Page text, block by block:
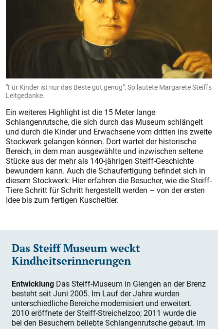
"Für Kinder ist nur das Beste gut genug": So lautete Margarete Steiffs
Leitgedanke.
Ein weiteres Highlight ist die 15 Meter lange
Schlangenrutsche, die sich durch das Museum schlängelt
und durch die Kinder und Erwachsene vom dritten ins zweite
Stockwerk gelangen können. Dort wartet der historische
Bereich, in dem man ausgewählte und inzwischen seltene
Stücke aus der mehr als 140-jährigen Steiff-Geschichte
bewundern kann. Auch die Schaufertigung befindet sich in
diesem Stockwerk: Hier erfahren die Besucher, wie die Steiff-
Tiere Schritt für Schritt hergestellt werden – von der ersten
Idee bis zum fertigen Kuscheltier.
Das Steiff Museum weckt
Kindheitserinnerungen
Entwicklung Das Steiff-Museum in Giengen an der Brenz
besteht seit Juni 2005. Im Lauf der Jahre wurden
unterschiedliche Bereiche modernisiert und erweitert.
2010 eröffnete der Steiff-Streichelzoo; 2011 wurde die
bei den Besuchern beliebte Schlangenrutsche gebaut. Im